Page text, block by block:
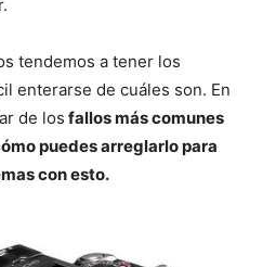
tendemos a tener los
enterarse de cuáles son. En
de los fallos más comunes
puedes arreglarlo para
con esto.